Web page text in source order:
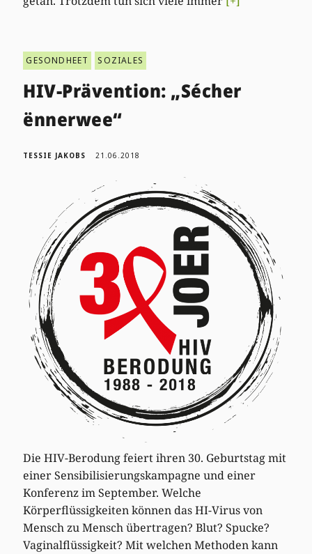
GESONDHEET SOZIALES
HIV-Prävention: „Sécher
ënnerwee“
TESSIE JAKOBS 21.06.2018
Die HIV-Berodung feiert ihren 30. Geburtstag mit
einer Sensibilisierungskampagne und einer
Konferenz im September. Welche
Körperflüssigkeiten können das HI-Virus von
Mensch zu Mensch übertragen? Blut? Spucke?
Vaginalflüssigkeit? Mit welchen Methoden kann